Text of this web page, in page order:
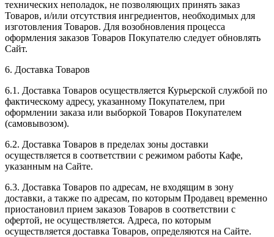
технических неполадок, не позволяющих принять заказ
Товаров, и/или отсутствия ингредиентов, необходимых для
изготовления Товаров. Для возобновления процесса
оформления заказов Товаров Покупателю следует обновлять
Сайт.
6. Доставка Товаров
6.1. Доставка Товаров осуществляется Курьерской службой по
фактическому адресу, указанному Покупателем, при
оформлении заказа или выборкой Товаров Покупателем
(самовывозом).
6.2. Доставка Товаров в пределах зоны доставки
осуществляется в соответствии с режимом работы Кафе,
указанным на Сайте.
6.3. Доставка Товаров по адресам, не входящим в зону
доставки, а также по адресам, по которым Продавец временно
приостановил прием заказов Товаров в соответствии с
офертой, не осуществляется. Адреса, по которым
осуществляется доставка Товаров, определяются на Сайте.